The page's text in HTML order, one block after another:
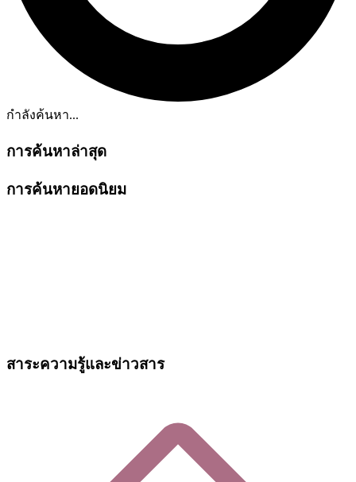
กำลังค้นหา...
การค้นหาล่าสุด
การค้นหายอดนิยม
สาระความรู้และข่าวสาร